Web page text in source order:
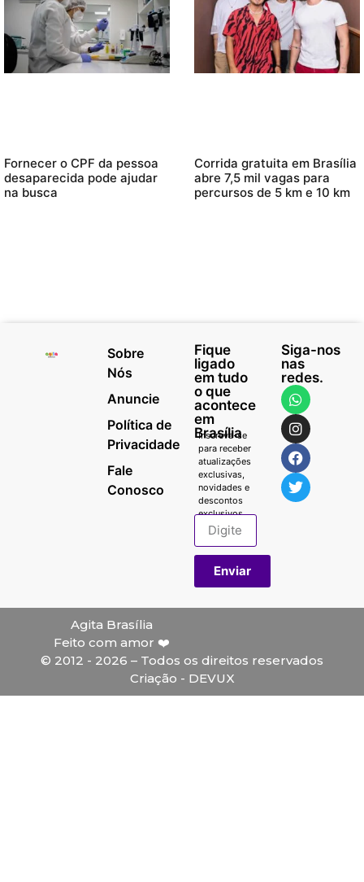
Fornecer o CPF da pessoa
desaparecida pode ajudar
na busca
Corrida gratuita em Brasília
abre 7,5 mil vagas para
percursos de 5 km e 10 km
Sobre
Nós
Anuncie
Política de
Privacidade
Fale
Conosco
Fique
ligado
em tudo
o que
acontece
em
Brasília
Inscreva-se
para receber
atualizações
exclusivas,
novidades e
descontos
exclusivos.
Enviar
Siga-nos
nas
redes.
Agita Brasília
Feito com amor ❤️
© 2012 - 2026 – Todos os direitos reservados
Criação - DEVUX